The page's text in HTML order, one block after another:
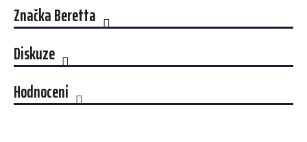
ZnačkaBeretta
Diskuze
Hodnocení